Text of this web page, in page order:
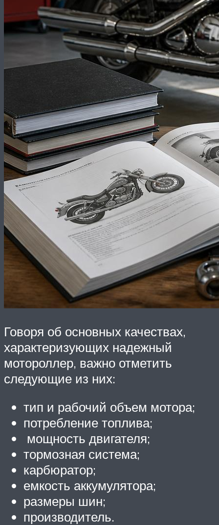
Говоря об основных качествах,
характеризующих надежный
мотороллер, важно отметить
следующие из них:
тип и рабочий объем мотора;
потребление топлива;
мощность двигателя;
тормозная система;
карбюратор;
емкость аккумулятора;
размеры шин;
производитель.